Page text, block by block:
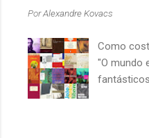
PorAlexandre Kovacs
Como
"O mundo
quando